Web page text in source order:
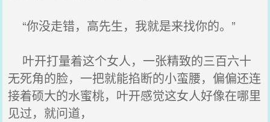
“你没走错，高先生，我就是来找你的。”
叶开打量着这个女人，一张精致的三百六十
无死角的脸，一把就能掐断的小蛮腰，偏偏还连
接着硕大的水蜜桃，叶开感觉这女人好像在哪里
见过，就问道，